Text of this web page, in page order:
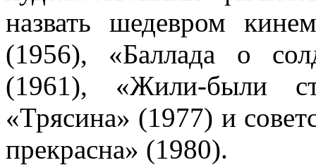
назвать шедевром
(1956), «Баллада о
(1961), «Жили-были
«Трясина» (1977) и
прекрасна» (1980).